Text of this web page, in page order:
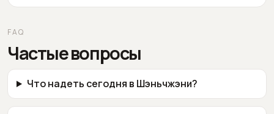
FAQ
Частые вопросы
Что надеть сегодня в Шэньчжэни?